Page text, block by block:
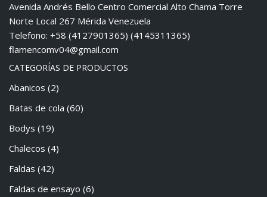
Avenida Andrés Bello Centro Comercial Alto Chama Torre
Norte Local 267 Mérida Venezuela
Telefono: +58 (4127901365) (4145311365)
flamencomv04@gmail.com
CATEGORÍAS DE PRODUCTOS
Abanicos (2)
Batas de cola (60)
Bodys (19)
Chalecos (4)
Faldas (42)
Faldas de ensayo (6)